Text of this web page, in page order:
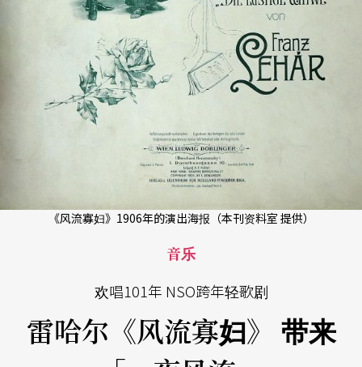
《风流寡妇》1906年的演出海报（本刊资料室 提供）
音乐
欢唱101年 NSO跨年轻歌剧
雷哈尔《风流寡妇》 带来